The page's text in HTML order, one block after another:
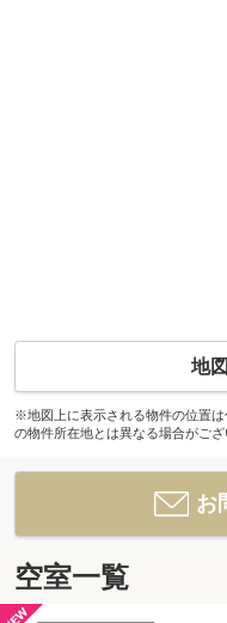
地
※地図上に表示される物件の位置
の物件所在地とは異なる場合がござ
お
空室一覧